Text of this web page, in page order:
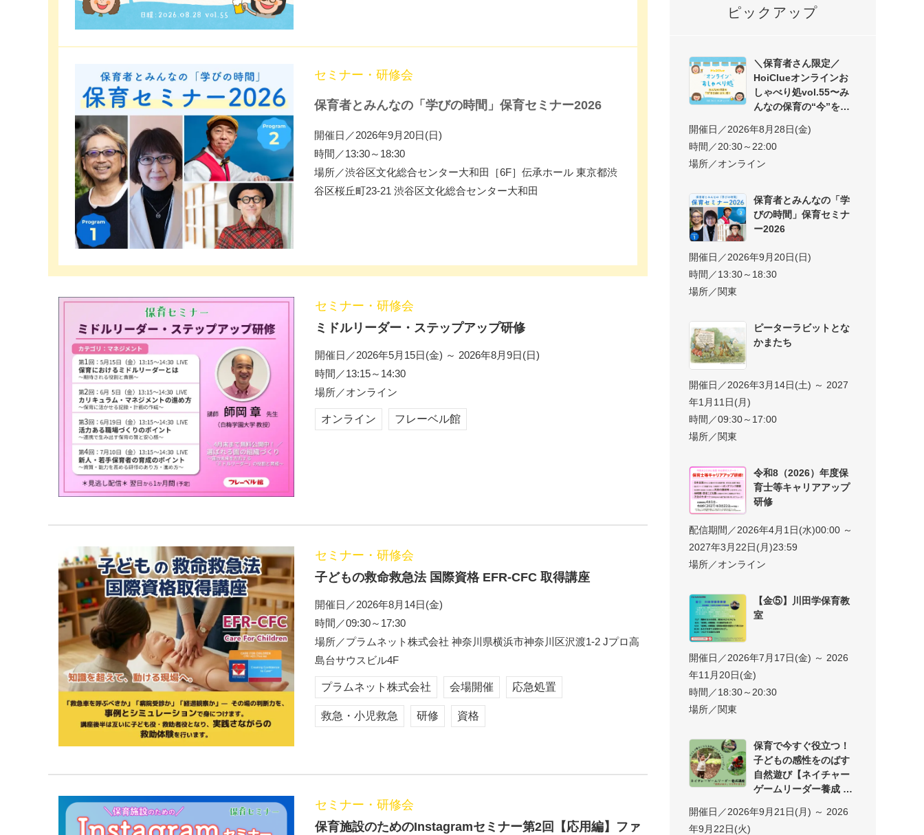
セミナー・研修会
保育者とみんなの「学びの時間」保育セミナー2026
開催日／2026年9月20日(日)
時間／13:30～18:30
場所／渋谷区文化総合センター大和田［6F］伝承ホール 東京都渋
谷区桜丘町23-21 渋谷区文化総合センター大和田
セミナー・研修会
ミドルリーダー・ステップアップ研修
開催日／2026年5月15日(金) ～ 2026年8月9日(日)
時間／13:15～14:30
場所／オンライン
オンライン フレーベル館
セミナー・研修会
子どもの救命救急法 国際資格 EFR-CFC 取得講座
開催日／2026年8月14日(金)
時間／09:30～17:30
場所／プラムネット株式会社 神奈川県横浜市神奈川区沢渡1-2 Jプロ高
島台サウスビル4F
プラムネット株式会社 会場開催 応急処置
救急・小児救急 研修 資格
セミナー・研修会
保育施設のためのInstagramセミナー第2回【応用編】ファ
ピックアップ
＼保育者さん限定／
HoiClueオンラインお
しゃべり処vol.55〜み
んなの保育の“今”を交
開催日／2026年8月28日(金)
時間／20:30～22:00
場所／オンライン
保育者とみんなの「学
びの時間」保育セミナ
ー2026
開催日／2026年9月20日(日)
時間／13:30～18:30
場所／関東
ピーターラビットとな
かまたち
開催日／2026年3月14日(土) ～ 2027
年1月11日(月)
時間／09:30～17:00
場所／関東
令和8（2026）年度保
育士等キャリアアップ
研修
配信期間／2026年4月1日(水)00:00 ～
2027年3月22日(月)23:59
場所／オンライン
【金⑤】川田学保育教
室
開催日／2026年7月17日(金) ～ 2026
年11月20日(金)
時間／18:30～20:30
場所／関東
保育で今すぐ役立つ！
子どもの感性をのばす
自然遊び【ネイチャー
ゲームリーダー養成
開催日／2026年9月21日(月) ～ 2026
年9月22日(火)